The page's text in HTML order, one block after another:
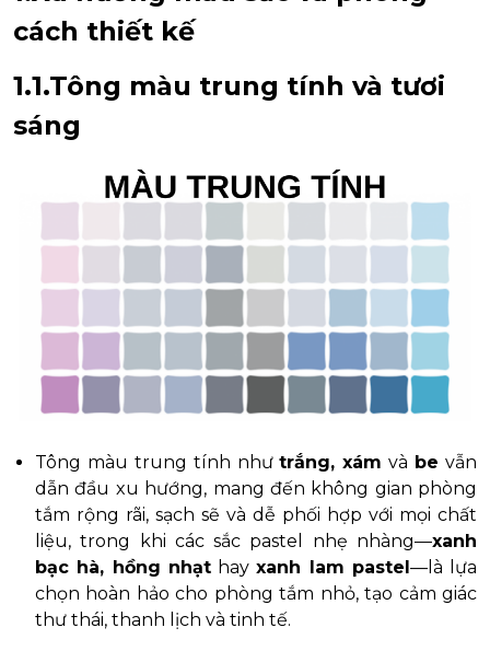
cách thiết kế
1.1.Tông màu trung tính và tươi
sáng
Tông màu trung tính nhưtrắng, xám và be vẫn
dẫn đầu xu hướng, mang đến không gian phòng
tắm rộng rãi, sạch sẽ và dễ phối hợp với mọi chất
liệu, trong khi các sắc pastel nhẹ nhàng—xanh
bạc hà, hồng nhạthayxanh lam pastel —là lựa
chọn hoàn hảo cho phòng tắm nhỏ, tạo cảm giác
thư thái, thanh lịch và tinh tế.